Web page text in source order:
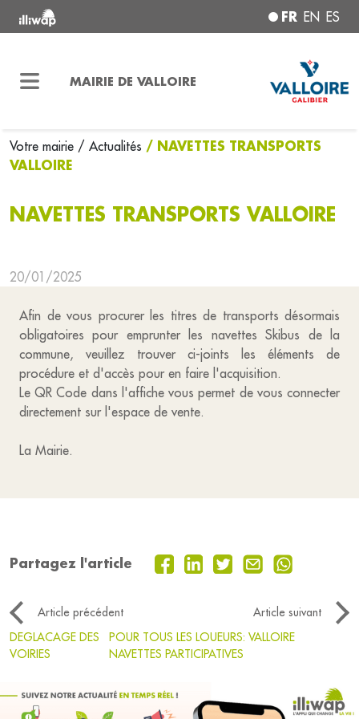
FR EN ES
MAIRIE DE VALLOIRE
Votre mairie / Actualités / NAVETTES TRANSPORTS
VALLOIRE
NAVETTES TRANSPORTS VALLOIRE
20/01/2025
Afin de vous procurer les titres de transports désormais
obligatoires pour emprunter les navettes Skibus de la
commune, veuillez trouver ci-joints les éléments de
procédure et d'accès pour en faire l'acquisition.
Le QR Code dans l'affiche vous permet de vous connecter
directement sur l'espace de vente.
La Mairie.
Partagez l'article
Article précédent
Article suivant
DEGLACAGE DES
VOIRIES
POUR TOUS LES LOUEURS: VALLOIRE
NAVETTES PARTICIPATIVES